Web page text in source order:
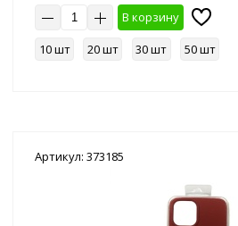
В корзину
10 шт
20 шт 30 шт 50 шт
Артикул: 373185